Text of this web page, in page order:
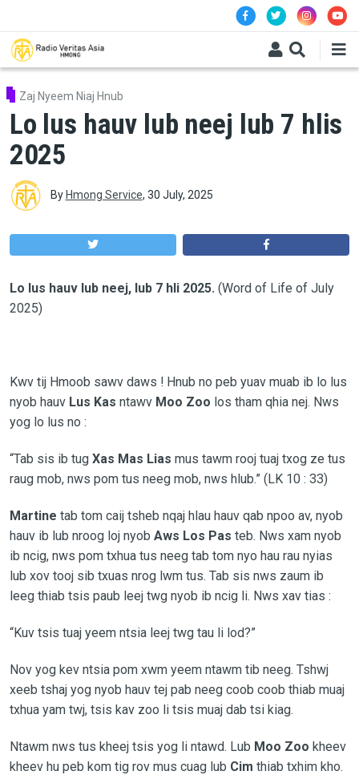
Zaj Nyeem Niaj Hnub
Lo lus hauv lub neej lub 7 hlis
2025
By Hmong Service, 30 July, 2025
Lo lus hauv lub neej, lub 7 hli 2025. (Word of Life of July
2025)
Kwv tij Hmoob sawv daws ! Hnub no peb yuav muab ib lo lus
nyob hauv Lus Kas ntawv Moo Zoo los tham qhia nej. Nws
yog lo lus no :
“Tab sis ib tug Xas Mas Lias mus tawm rooj tuaj txog ze tus
raug mob, nws pom tus neeg mob, nws hlub.” (LK 10 : 33)
Martine tab tom caij tsheb nqaj hlau hauv qab npoo av, nyob
hauv ib lub nroog loj nyob Aws Los Pas teb. Nws xam nyob
ib ncig, nws pom txhua tus neeg tab tom nyo hau rau nyias
lub xov tooj sib txuas nrog lwm tus. Tab sis nws zaum ib
leeg thiab tsis paub leej twg nyob ib ncig li. Nws xav tias :
“Kuv tsis tuaj yeem ntsia leej twg tau li lod?”
Nov yog kev ntsia pom xwm yeem ntawm tib neeg. Tshwj
xeeb tshaj yog nyob hauv tej pab neeg coob coob thiab muaj
txhua yam twj, tsis kav zoo li tsis muaj dab tsi kiag.
Ntawm nws tus kheej tsis yog li ntawd. Lub Moo Zoo kheev
kheev hu peb kom tig rov mus cuag lub Cim thiab txhim kho.